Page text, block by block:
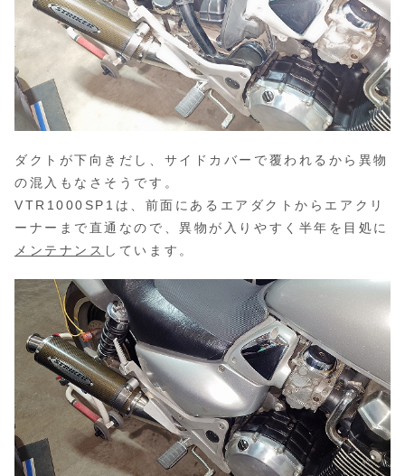
ダクトが下向きだし、サイドカバーで覆われるから異物
の混入もなさそうです。
VTR1000SP1は、前面にあるエアダクトからエアクリ
ーナーまで直通なので、異物が入りやすく半年を目処に
メンテナンス しています。